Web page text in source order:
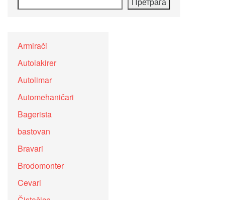
Armirači
Autolakirer
Autolimar
Automehaničari
Bagerista
bastovan
Bravari
Brodomonter
Cevari